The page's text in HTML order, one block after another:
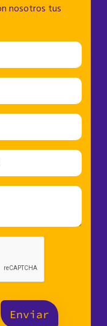
nosotros tus
Enviar